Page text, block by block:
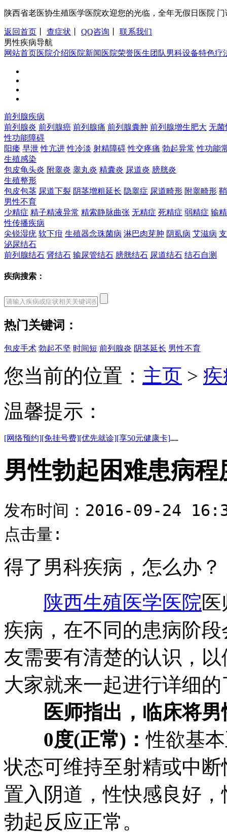
陕西省老医协生殖医学医院欢迎您的光临，全年无假日医院 门
返回首页 查症状 QQ咨询
联系我们
男性疾病导航
网站首页医院介绍医院新闻 医院荣誉医生团队男科设备特色疗
前列腺疾病
前列腺炎 前列腺癌 前列腺痛 前列腺囊肿 前列腺增生肥大 无菌
性功能障碍
阳痿 早泄 性亢进 性冷淡 射精障碍 性交疼痛 勃起异常 性功能
生殖感染
包皮龟头炎 附睾炎 睾丸炎 精囊炎 尿道炎 膀胱炎
生殖整形
包皮包茎 尿道下裂 阴茎增粗延长 隐睾症 尿道畸形 附睾畸形
男性不育
少精症 精子精液异常 精索静脉曲张 无精症 死精症 弱精症 输
性传播疾病
尖锐湿疣 软下疳 生殖器念珠菌病 淋巴肉芽肿 阴虱病 艾滋病
泌尿结石
前列腺结石 肾结石 输尿管结石 膀胱结石 尿道结石 结石自测
疾病搜索：
热门关键词：
包皮手术 勃起不坚 时间短 前列腺炎 阴茎延长 男性不育
您当前的位置： 主页 >
温馨提示：
[网络预约][免挂号费][优先就诊][享50元健康卡]……
男性勃起困难患病
发布时间：2016-09-24
点击量:
得了男科疾病，怎么办？
陕西生殖医学医院
疾病，在不同的患病阶
友需要有清楚的认识，
大家就来一起进行详细的
医师指出，临床将
0度(正常)：性欲基
状态可维持至射精或中
置入阴道，性快感良好
勃起反应正常。